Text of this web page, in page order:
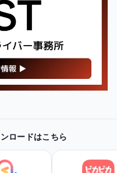
報を
ロードはこちら